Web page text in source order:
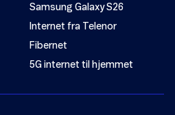
Samsung Galaxy S26
Internet fra Telenor
Fibernet
5G internet til hjemmet